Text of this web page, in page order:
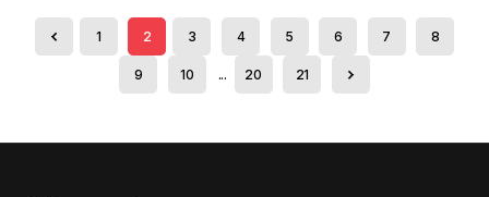
1 2 3 4 5 6 7 8
9 10 ... 20 21